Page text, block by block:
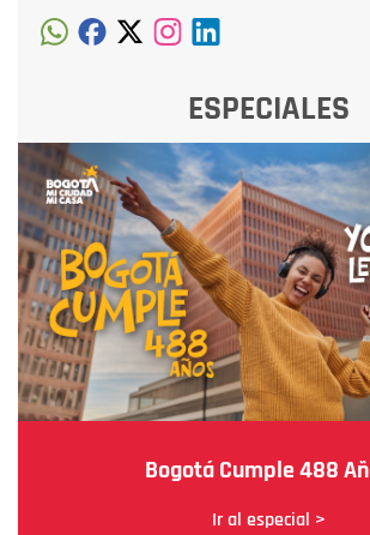
ESPECIALES
Bogotá Cumple 488
Ir al especial >